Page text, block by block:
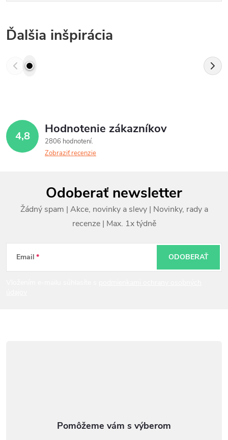
Ďalšia inšpirácia
4,8 Hodnotenie zákazníkov
2806 hodnotení
Zobraziť recenzie
ä
Odoberať newsletter
Email ODOBERAŤ